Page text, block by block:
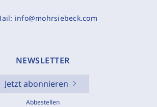
info@mohrsiebeck.com
NEWSLETTER
Jetzt abonnieren
Abbestellen